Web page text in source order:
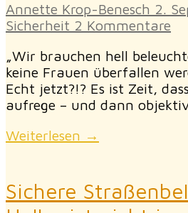
Annette Krop-Benesch 2.
Sicherheit 2 Kommentare
„Wir brauchen hell
keine Frauen überfallen
Echt jetzt?!? Es ist Zeit,
aufrege – und dann
Weiterlesen →
Sichere